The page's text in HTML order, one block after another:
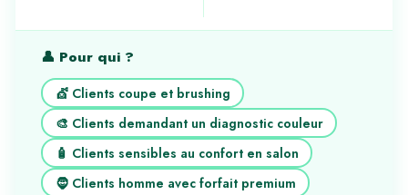
👤 Pour qui ?
💇 Clients coupe et brushing
🎨 Clients demandant un diagnostic couleur
🧴 Clients sensibles au confort en salon
🧔 Clients homme avec forfait premium